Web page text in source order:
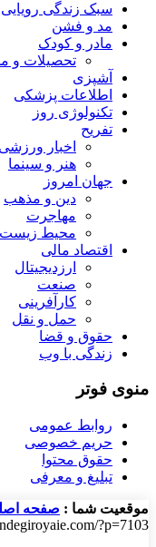
سبک زندگی رویایی
مد و فشن
مادر و کودک
تحصیلات و
آشپزی
اطلاعات پزشکی
تکنولوژی روز
تفریح
اخبار ورزشی
هنر و سینما
جهان امروز
دین و مذهب
مهاجرت
محیط زیست
اقتصاد مالی
ارزدیجیتال
صنعت
کارآفرینی
حمل و نقل
حقوق و قضا
زندگی با وب
منوی فوتر
روابط عمومی
حریم خصوصی
حقوق محتوا
تبلیغ و معرفی
موقعیت شما : صفحه
?p=7103